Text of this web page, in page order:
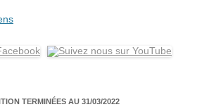
TERMINÉES AU 31/03/2022